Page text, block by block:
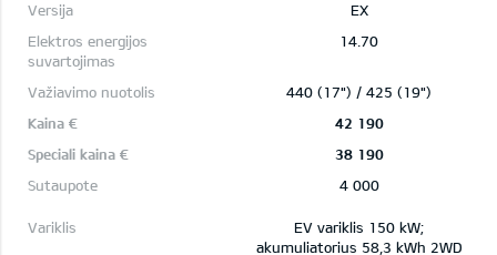
EX
14.70
440 (17") / 425 (19")
42 190
38 190
4 000
EV variklis 150 kW;
akumuliatorius 58,3 kWh 2WD